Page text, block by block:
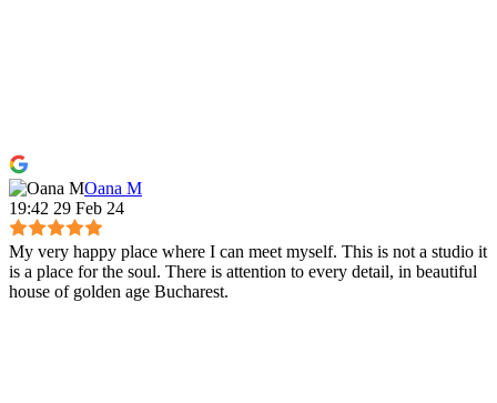
Oana M
19:42 29 Feb 24
My very happy place where I can meet myself. This is not a studio it
is a place for the soul. There is attention to every detail, in beautiful
house of golden age Bucharest.